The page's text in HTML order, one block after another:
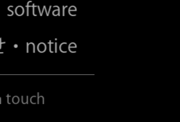
software
・notice
touch